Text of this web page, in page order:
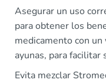
Asegurar un uso
para obtener los
medicamento con
ayunas, para facilitar
Evita mezclar